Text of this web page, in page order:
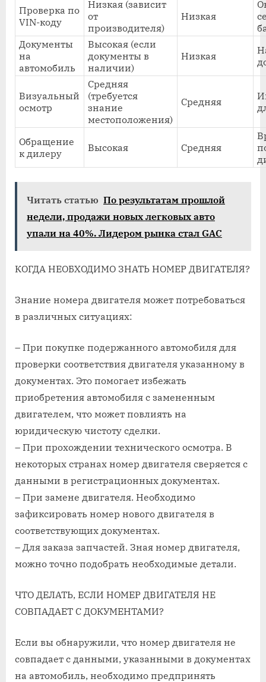
Проверка по
VIN-коду
Низкая (зависит
от
производителя)
Низкая
Документы
на
автомобиль
Высокая (если
документы в
наличии)
Низкая
Визуальный
осмотр
Средняя
(требуется
знание
местоположения)
Средняя
Обращение
к дилеру
Высокая Средняя
Читать статью По результатам прошлой
недели, продажи новых легковых авто
упали на 40%. Лидером рынка стал GAC
КОГДА НЕОБХОДИМО ЗНАТЬ НОМЕР ДВИГАТЕЛЯ?
Знание номера двигателя может потребоваться
в различных ситуациях:
– При покупке подержанного автомобиля для
проверки соответствия двигателя указанному в
документах. Это помогает избежать
приобретения автомобиля с замененным
двигателем, что может повлиять на
юридическую чистоту сделки.
– При прохождении технического осмотра. В
некоторых странах номер двигателя сверяется с
данными в регистрационных документах.
– При замене двигателя. Необходимо
зафиксировать номер нового двигателя в
соответствующих документах.
– Для заказа запчастей. Зная номер двигателя,
можно точно подобрать необходимые детали.
ЧТО ДЕЛАТЬ, ЕСЛИ НОМЕР ДВИГАТЕЛЯ НЕ
СОВПАДАЕТ С ДОКУМЕНТАМИ?
Если вы обнаружили, что номер двигателя не
совпадает с данными, указанными в документах
на автомобиль, необходимо предпринять